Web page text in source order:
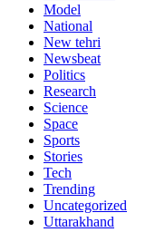
Model
National
New tehri
Newsbeat
Politics
Research
Science
Space
Sports
Stories
Tech
Trending
Uncategorized
Uttarakhand